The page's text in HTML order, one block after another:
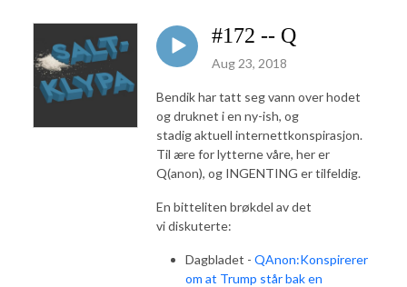
#172 -- Q
Aug 23, 2018
Bendik har tatt seg vann over hodet
og druknet i en ny-ish, og
stadig aktuell internettkonspirasjon.
Til ære for lytterne våre, her er
Q(anon), og INGENTING er tilfeldig.
En bitteliten brøkdel av det
vi diskuterte:
Dagbladet - QAnon:Konspirerer
om at Trump står bak en